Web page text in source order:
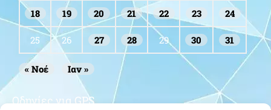
18 19 20 21 22 23 24
25 26 27 28 29 30 31
« Νοέ Ιαν »
Οδηγίες για GPS